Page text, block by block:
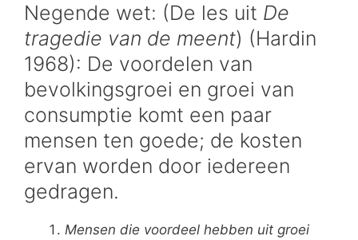
Negende wet: (De les uit De
tragedie van de meent) (Hardin
1968): De voordelen van
bevolkingsgroei en groei van
consumptie komt een paar
mensen ten goede; de kosten
ervan worden door iedereen
gedragen.
Mensen die voordeel hebben uit groei